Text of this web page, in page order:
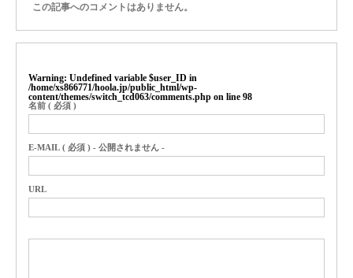
この記事へのコメントはありません。
Warning : Undefined variable $user_ID in
/home/xs866771/hoola.jp/public_html/wp-
content/themes/switch_tcd063/comments.php on line 98
名前 ( 必須 )
E-MAIL ( 必須 ) - 公開されません -
URL